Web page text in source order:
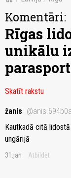
Komentāri:
Rīgas
unikālu
Skatīt rakstu
žanis
Kautkadā citā
ungārijā
31.jan Atbildēt